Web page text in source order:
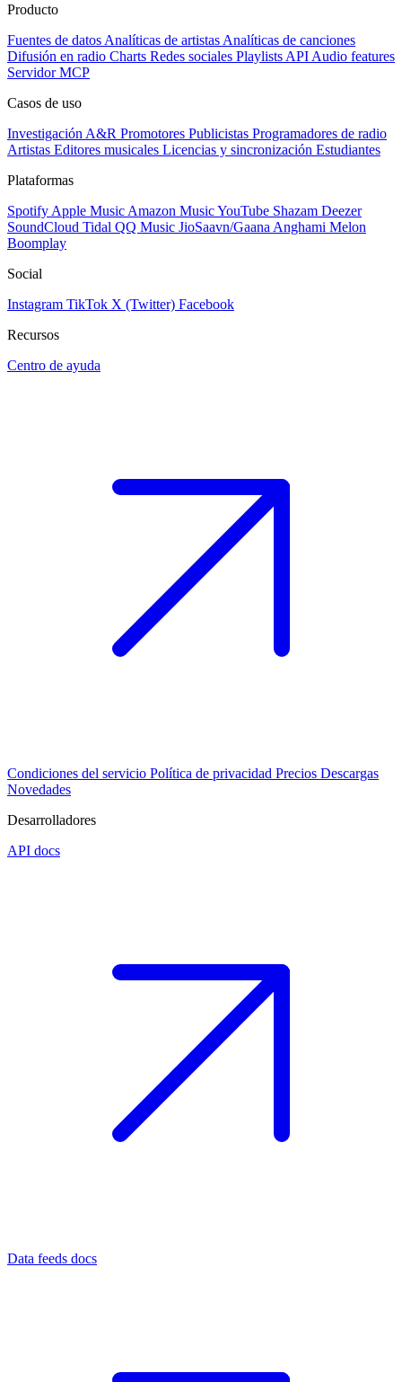
Producto
Fuentes de datos Analíticas de artistas Analíticas de canciones
Difusión en radio Charts Redes sociales Playlists API Audio features
Servidor MCP
Casos de uso
Investigación A&R Promotores Publicistas Programadores de radio
Artistas Editores musicales Licencias y sincronización Estudiantes
Plataformas
Spotify Apple Music Amazon MusicYouTube Shazam Deezer
SoundCloud Tidal QQ Music JioSaavn/Gaana Anghami Melon
Boomplay
Social
Instagram TikTok X (Twitter) Facebook
Recursos
Centro de ayuda
Condiciones del servicio Política de privacidad Precios Descargas
Novedades
Desarrolladores
API docs
Data feeds docs